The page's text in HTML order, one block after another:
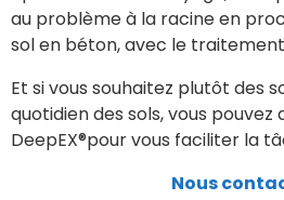
au problème à la racine en
sol en béton, avec le traitement
Et si vous souhaitez plutôt des
quotidien des sols, vous
DeepEX®pour vous faciliter la
Nous